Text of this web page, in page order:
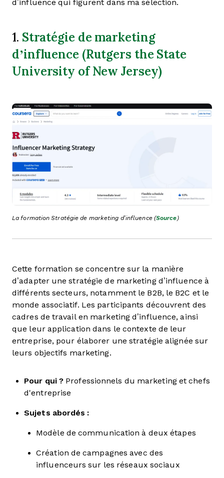
d’influence qui figurent dans ma sélection.
1. Stratégie de marketing
d’influence (Rutgers the State
University of New Jersey)
La formation Stratégie de marketing d’influence (Source)
Cette formation se concentre sur la manière
d’adapter une stratégie de marketing d’influence à
différents secteurs, notamment le B2B, le B2C et le
monde associatif. Les participants découvrent des
cadres de travail en marketing d’influence, ainsi
que leur application dans le contexte de leur
entreprise, pour élaborer une stratégie alignée sur
leurs objectifs marketing.
Pour qui ? Professionnels du marketing et chefs
d'entreprise
Sujets abordés :
Modèle de communication à deux étapes
Création de campagnes avec des
influenceurs sur les réseaux sociaux